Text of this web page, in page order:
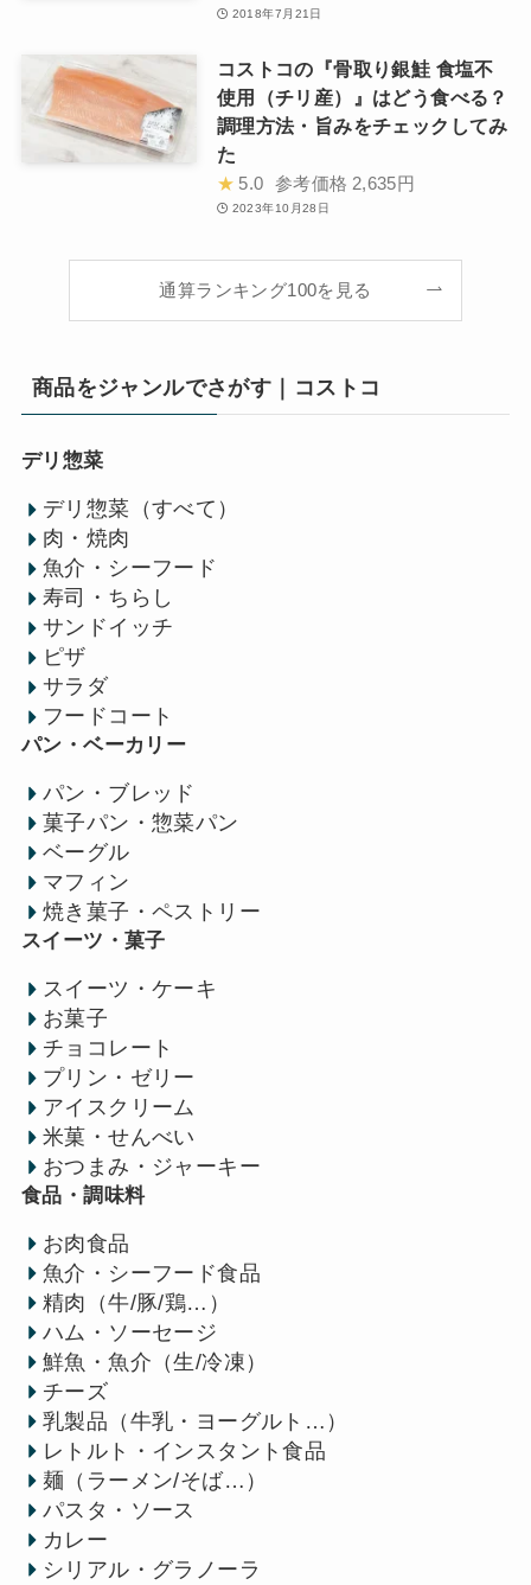
2018年7月21日
コストコの『骨取り銀鮭 食塩不
使用（チリ産）』はどう食べる？
調理方法・旨みをチェックしてみ
た
★ 5.0 参考価格 2,635円
2023年10月28日
通算ランキング100を見る
商品をジャンルでさがす｜コストコ
デリ惣菜
デリ惣菜（すべて）
肉・焼肉
魚介・シーフード
寿司・ちらし
サンドイッチ
ピザ
サラダ
フードコート
パン・ベーカリー
パン・ブレッド
菓子パン・惣菜パン
ベーグル
マフィン
焼き菓子・ペストリー
スイーツ・菓子
スイーツ・ケーキ
お菓子
チョコレート
プリン・ゼリー
アイスクリーム
米菓・せんべい
おつまみ・ジャーキー
食品・調味料
お肉食品
魚介・シーフード食品
精肉（牛/豚/鶏…）
ハム・ソーセージ
鮮魚・魚介（生/冷凍）
チーズ
乳製品（牛乳・ヨーグルト…）
レトルト・インスタント食品
麺（ラーメン/そば…）
パスタ・ソース
カレー
シリアル・グラノーラ